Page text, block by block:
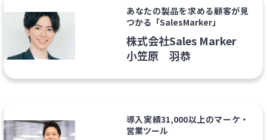
あなたの製品を求める顧客が見
つかる「SalesMarker」
株式会社Sales Marker
小笠原 羽恭
導入実績31,000以上のマーケ・
営業ツール